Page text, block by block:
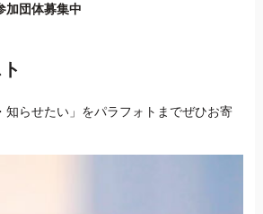
加団体募集中
知らせたい」をパラフォトまでぜひお寄